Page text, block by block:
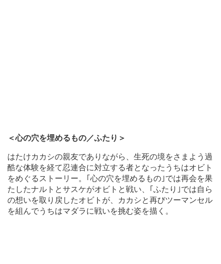
＜心の穴を埋めるもの／ふたり＞
はたけカカシの親友でありながら、生死の境をさまよう過
酷な体験を経て忍連合に対立する者となったうちはオビト
をめぐるストーリー。｢心の穴を埋めるもの｣では再会を果
たしたナルトとサスケがオビトと戦い、｢ふたり｣では自ら
の想いを取り戻したオビトが、カカシと再びツーマンセル
を組んでうちはマダラに戦いを挑む姿を描く。